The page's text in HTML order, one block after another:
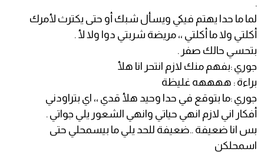
.
لما ما حدا يهتم فيكي ويسأل شبك أو حتى يكترث لأمرك
أكلتي ولا ما أكلتي ،، مريضة شربتي دوا ولا لأ .
بتحسي حالك صفر .
جوري :بفهم منك لازم انتحر انا هلأ
براءة : ههههه غليظة
جوري :ما بتوقع في حدا وحيد هلأ قدي ،، اي بتراودني
أفكار اني لازم انهي حياتي وانهي الشعور يلي جواتي .
بس انا ضعيفة ..ضعيفة للحد يلي ما بيسمحلي حتى
اسمحلكن